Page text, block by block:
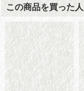
この商品を買った